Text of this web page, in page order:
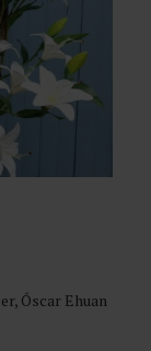
Óscar Ehuan